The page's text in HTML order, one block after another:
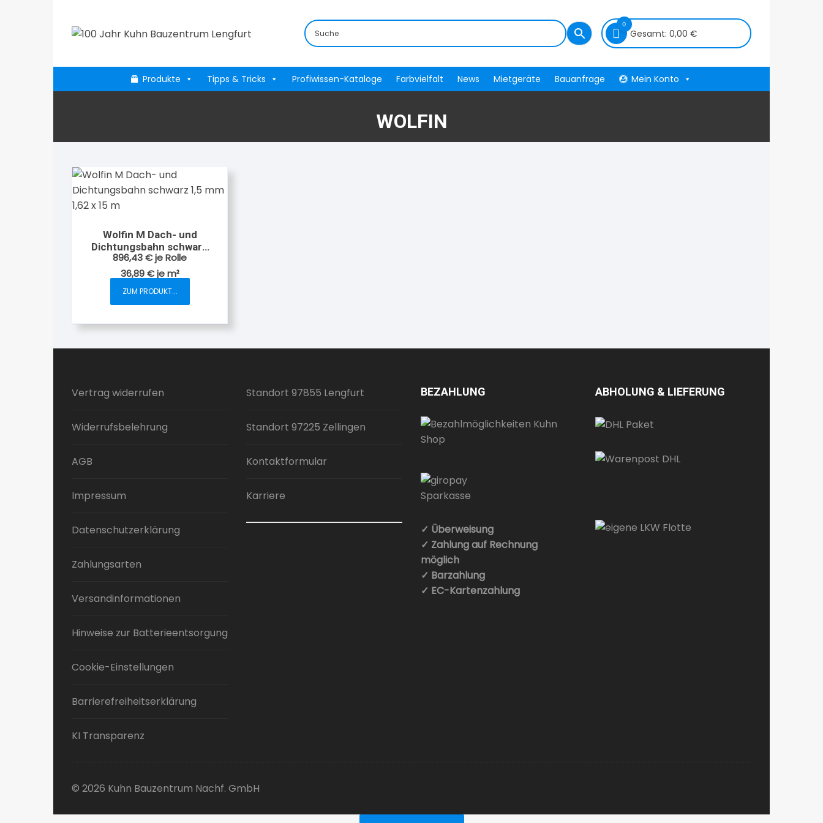
springen
0
Gesamt: 0,00 €
Produkte Tipps & Tricks Profiwissen-Kataloge Farbvielfalt News Mietgeräte Bauanfrage Mein Konto
WOLFIN
Wolfin M Dach- und
Dichtungsbahn schwarz
1,5 mm 1,62 x 15 m
896,43€je Rolle
36,89€jem²
ZUM PRODUKT...
Vertrag widerrufen
Widerrufsbelehrung
AGB
Impressum
Datenschutzerklärung
Zahlungsarten
Versandinformationen
Hinweise zur Batterieentsorgung
Cookie-Einstellungen
Barrierefreiheitserklärung
KI Transparenz
Standort 97855 Lengfurt
Standort 97225 Zellingen
Kontaktformular
Karriere
BEZAHLUNG
✓ Überweisung
✓ Zahlung auf Rechnung
möglich
✓ Barzahlung
✓ EC-Kartenzahlung
ABHOLUNG & LIEFERUNG
© 2026 Kuhn Bauzentrum Nachf. GmbH